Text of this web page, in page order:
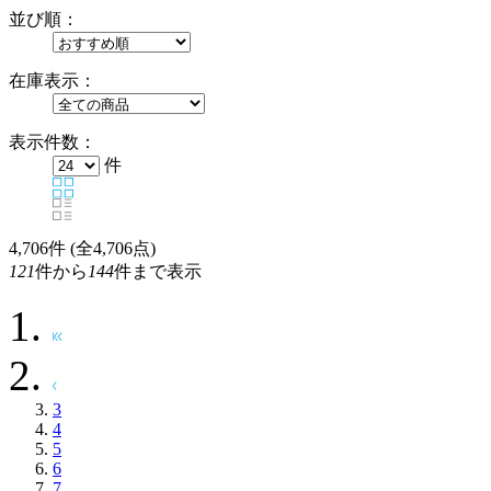
並び順：
在庫表示：
表示件数：
件
4,706件 (全4,706点)
121件から 144件まで表示
3
4
5
6